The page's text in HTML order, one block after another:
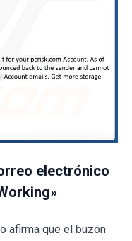
electrónico
afirma que el buzón